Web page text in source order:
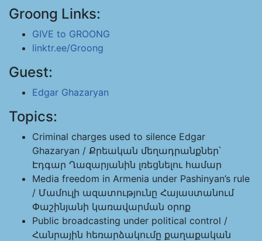
Groong Links:
GIVE to GROONG
linktr.ee/Groong
Guest:
Edgar Ghazaryan
Topics:
Criminal charges used to silence Edgar
Ghazaryan / Քրեական մեղադրանքներ՝
Էդգար Ղազարյանին լռեցնելու համար
Media freedom in Armenia under Pashinyan’s rule
/ Մամուլի ազատությունը Հայաստանում
Փաշինյանի կառավարման օրոք
Public broadcasting under political control /
Հանրային հեռարձակումը քաղաքական